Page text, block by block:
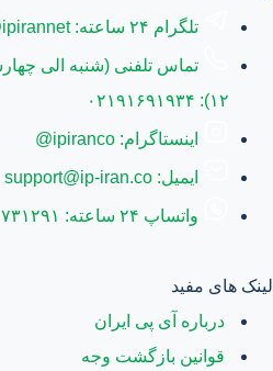
تلگرام ۲۴ ساعته: ipirannet@
۱۲): ۰۲۱۹۱۶۹۱۹۳۴
اینستاگرام: ipiranco@
ایمیل: support@ip-iran.co
واتساپ ۲۴ ساعته: ۹۸۹۹۱۰۷۳۱۲۹۱
لینک های مفید
درباره آی پی ایران
قوانین بازگشت وجه